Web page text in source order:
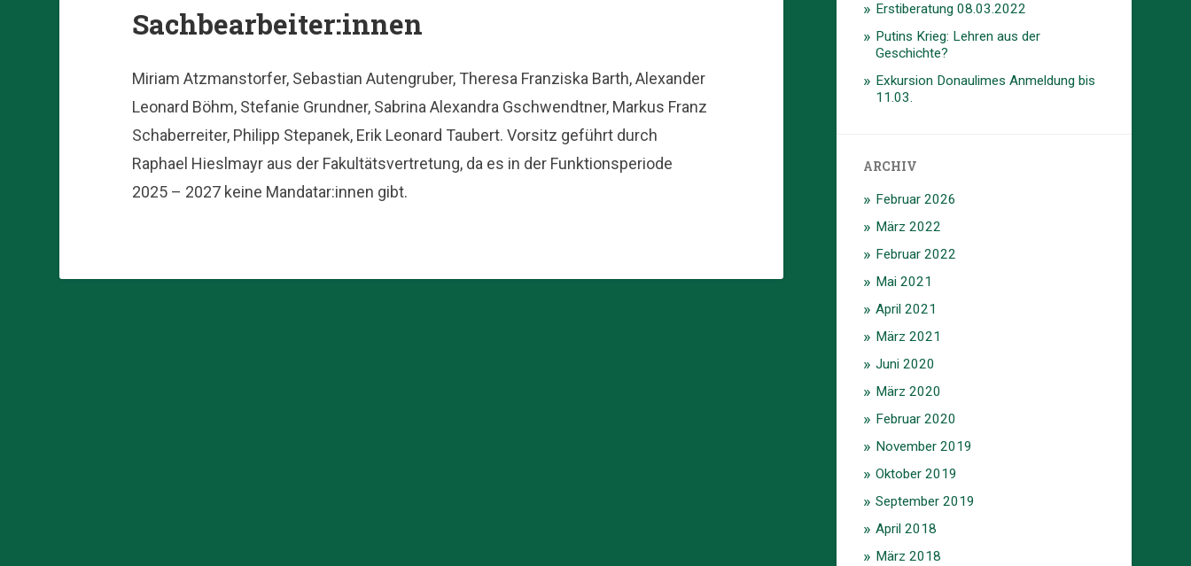
Sachbearbeiter:innen
Miriam Atzmanstorfer, Sebastian Autengruber, Theresa Franziska Barth, Alexander
Leonard Böhm, Stefanie Grundner, Sabrina Alexandra Gschwendtner, Markus Franz
Schaberreiter, Philipp Stepanek, Erik Leonard Taubert. Vorsitz geführt durch
Raphael Hieslmayr aus der Fakultätsvertretung, da es in der Funktionsperiode
2025 – 2027 keine Mandatar:innen gibt.
Erstiberatung 08.03.2022
Putins Krieg: Lehren aus der
Geschichte?
Exkursion Donaulimes Anmeldung bis
11.03.
ARCHIV
Februar 2026
März 2022
Februar 2022
Mai 2021
April 2021
März 2021
Juni 2020
März 2020
Februar 2020
November 2019
Oktober 2019
September 2019
April 2018
März 2018